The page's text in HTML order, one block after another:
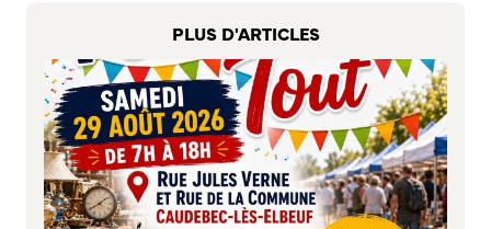
PLUS D'ARTICLES
La Métropole de Rouen Normandie
Le Département de la Seine-Maritime
La Région Normandie
Culture